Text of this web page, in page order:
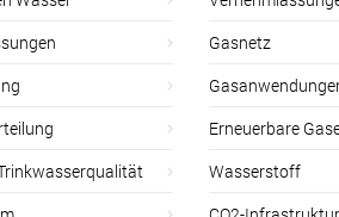
Gasnetz
Erneuerbare
Wasserstoff